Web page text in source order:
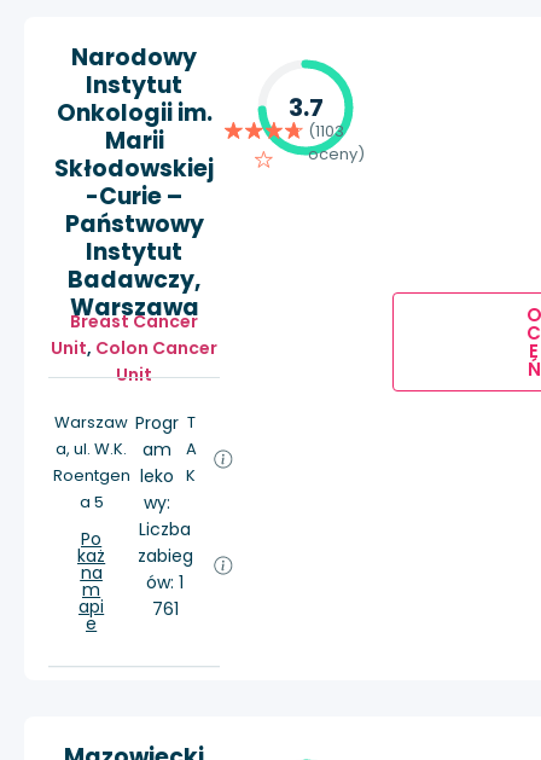
Narodowy
Instytut
Onkologii im.
Marii
Skłodowskiej
-Curie –
Państwowy
Instytut
Badawczy,
Warszawa
Breast Cancer
Unit, Colon Cancer
Unit
Warszaw
a, ul. W.K.
Roentgen
a 5
Po
każ
na
m
api
e
Progr
am
leko
wy:
T
A
K
Liczba
zabieg
ów: 1
761
3.7
(1103
oceny)
O
C
E
Ń